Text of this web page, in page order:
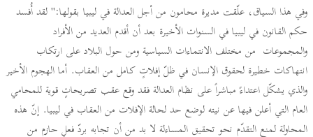
وفي هذا السياق، علّقت مديرة محامون من أجل العدالة في ليبيا بقولها:" لقد أُفسد
حكم القانون في ليبيا في السنوات الأخيرة بعد أن أقدم العديد من الأفراد
والمجموعات من مختلف الانتماءات السياسية ومن حول البلاد على ارتكاب
انتهاكات خطيرة لحقوق الإنسان في ظلّ إفلاتٍ كامل من العقاب. أما الهجوم الأخير
والذي يشكّل اعتداءً مباشراً على نظام العدالة فقد وقع عقب تصريحاتٍ قوية للمحامي
العام التي أعلن فيها عن نيته لوضع حد لحالة الإفلات من العقاب في ليبيا. إنّ هذه
المحاولة لمنع التقدّم نحو تحقيق المساءلة لا بد من أن تجابه بردّ فعلٍ حازم من